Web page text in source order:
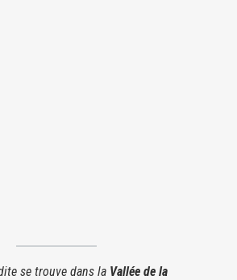
se trouve dans la Vallée de la